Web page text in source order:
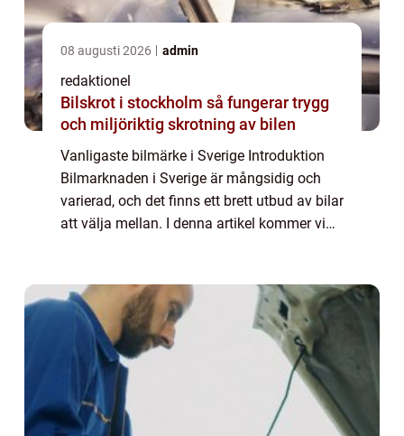
08 augusti 2026 admin
redaktionel
Bilskrot i stockholm så fungerar trygg
och miljöriktig skrotning av bilen
Vanligaste bilmärke i Sverige Introduktion
Bilmarknaden i Sverige är mångsidig och
varierad, och det finns ett brett utbud av bilar
att välja mellan. I denna artikel kommer vi